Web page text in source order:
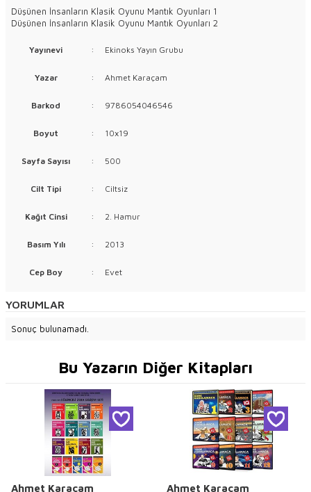
Düşünen İnsanların Klasik Oyunu Mantık Oyunları 1
Düşünen İnsanların Klasik Oyunu Mantık Oyunları 2
Yayınevi : Ekinoks Yayın Grubu
Yazar : Ahmet Karaçam
Barkod : 9786054046546
Boyut : 10x19
Sayfa Sayısı : 500
Cilt Tipi : Ciltsiz
Kağıt Cinsi : 2. Hamur
Basım Yılı : 2013
Cep Boy : Evet
YORUMLAR
Sonuç bulunamadı.
Bu Yazarın Diğer Kitapları
Ahmet Karaçam Ahmet Karaçam